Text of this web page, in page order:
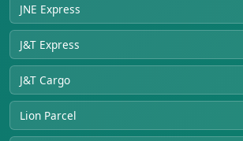
JNE Express
J&T Express
J&T Cargo
Lion Parcel